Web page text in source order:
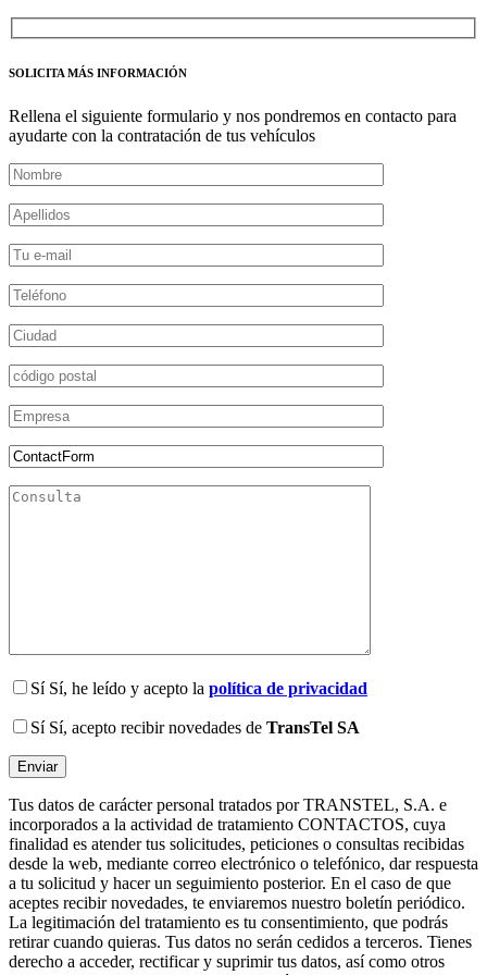
SOLICITA MÁS INFORMACIÓN
Rellena el siguiente formulario y nos pondremos en contacto para
ayudarte con la contratación de tus vehículos
SíSí, he leído y acepto la política de privacidad
SíSí, acepto recibir novedades de TransTel SA
Tus datos de carácter personal tratados por TRANSTEL, S.A. e
incorporados a la actividad de tratamiento CONTACTOS, cuya
finalidad es atender tus solicitudes, peticiones o consultas recibidas
desde la web, mediante correo electrónico o telefónico, dar respuesta
a tu solicitud y hacer un seguimiento posterior. En el caso de que
aceptes recibir novedades, te enviaremos nuestro boletín periódico.
La legitimación del tratamiento es tu consentimiento, que podrás
retirar cuando quieras. Tus datos no serán cedidos a terceros. Tienes
derecho a acceder, rectificar y suprimir tus datos, así como otros